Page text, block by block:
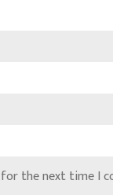
for the next time I